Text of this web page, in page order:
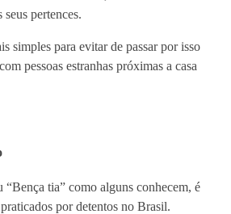
seus pertences.
simples para evitar de passar por isso
pessoas estranhas próximas a casa
“Bença tia” como alguns conhecem, é
por detentos no Brasil.